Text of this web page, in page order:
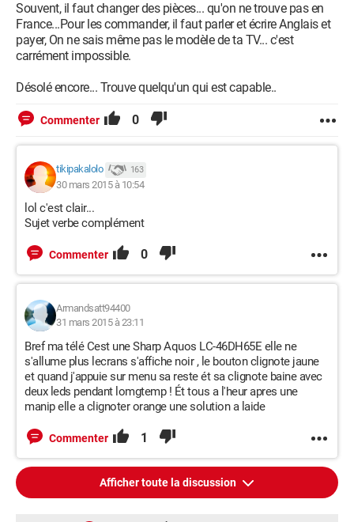
Souvent, il faut changer des pièces... qu'on ne trouve pas en
France...Pour les commander, il faut parler et écrire Anglais et
payer, On ne sais même pas le modèle de ta TV... c'est
carrément impossible.
Désolé encore... Trouve quelqu'un qui est capable..
Commenter 0
tikipakalolo 163
30 mars 2015 à 10:54
lol c'est clair...
Sujet verbe complément
Commenter 0
Armandsatt94400
31 mars 2015 à 23:11
Bref ma télé Cest une Sharp Aquos LC-46DH65E elle ne
s'allume plus lecrans s'affiche noir , le bouton clignote jaune
et quand j'appuie sur menu sa reste ét sa clignote baine avec
deux leds pendant lomgtemp ! Ét tous a l'heur apres une
manip elle a clignoter orange une solution a laide
Commenter 1
Afficher toute la discussion